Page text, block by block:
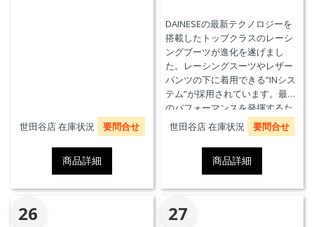
世田谷店 在庫状況 要問合せ
商品詳細
DAINESEの最新テクノロジーを
搭載したトップクラスのレーシ
ングブーツが進化を遂げまし
た。レーシングスーツやレザー
パンツの下に着用できる”INシス
テム”が採用されています。最高
のパフォーマンスを発揮するた
めに、ケブラーカーボンを使用
したAxial Distorsion Control
Systemテクノロジー、
Groundtrax®レーシングソー
ル、交換可能なマグネシウムス
ライダー、通気性を高めるパン
チングアッパーを採用していま
す。
世田谷店 在庫状況 要問合せ
商品詳細
26 27